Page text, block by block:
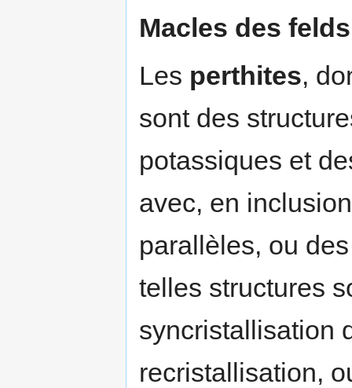
Macles des
Les perthites,
sont des
potassiques et
avec, en
parallèles, ou
telles structures
syncristallisation
recristallisation,